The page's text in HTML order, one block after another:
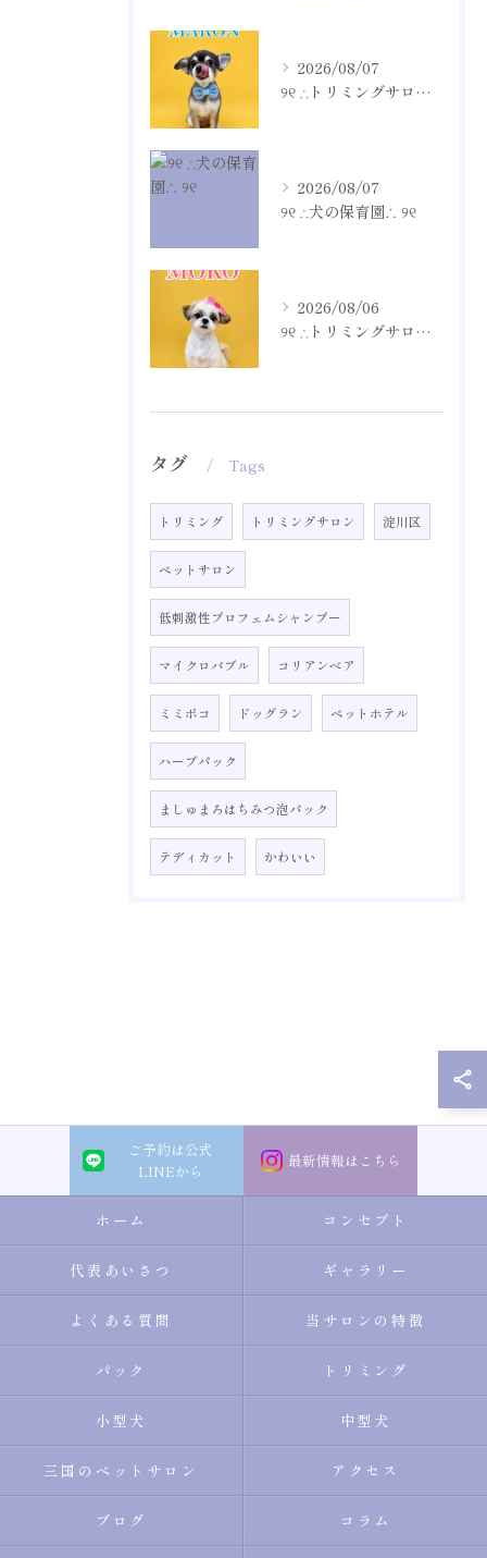
2026/08/07
୨୧ ∴トリミングサロン∴ ୨୧
2026/08/07
୨୧ ∴犬の保育園∴ ୨୧
2026/08/06
୨୧ ∴トリミングサロン∴ ୨୧
タグ Tags
トリミング トリミングサロン 淀川区
ペットサロン
低刺激性プロフェムシャンプー
マイクロバブル コリアンベア
ミミポコ ドッグラン ペットホテル
ハーブパック
ましゅまろはちみつ泡パック
テディカット かわいい
ご予約は公式
LINEから
最新情報はこちら
ホーム コンセプト
代表あいさつ ギャラリー
よくある質問 当サロンの特徴
パック トリミング
小型犬 中型犬
三国のペットサロン アクセス
ブログ コラム